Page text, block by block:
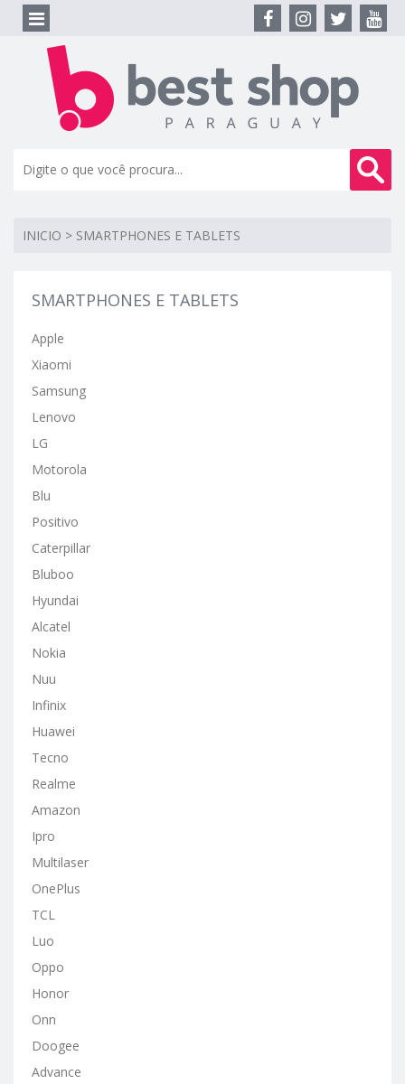
INICIO > SMARTPHONES E TABLETS
SMARTPHONES E TABLETS
Apple
Xiaomi
Samsung
Lenovo
LG
Motorola
Blu
Positivo
Caterpillar
Bluboo
Hyundai
Alcatel
Nokia
Nuu
Infinix
Huawei
Tecno
Realme
Amazon
Ipro
Multilaser
OnePlus
TCL
Luo
Oppo
Honor
Onn
Doogee
Advance